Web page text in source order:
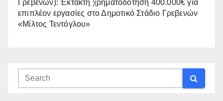
Γρεβενών): Έκτακτη χρηματοδότηση 400.000€ για
επιπλέον εργασίες στο Δημοτικό Στάδιο Γρεβενών
«Μίλτος Τεντόγλου»